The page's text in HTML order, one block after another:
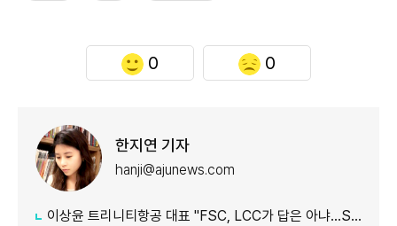
0 0
한지연 기자
hanji@ajunews.com
이상윤 트리니티항공 대표 "FSC, LCC가 답은 아냐…SSC로 새 수요 창출"